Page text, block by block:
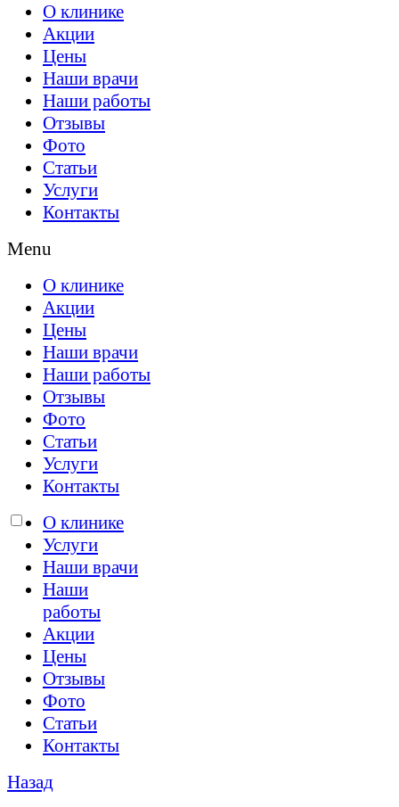
О клинике
Акции
Цены
Наши врачи
Наши работы
Отзывы
Фото
Статьи
Услуги
Контакты
Menu
О клинике
Акции
Цены
Наши врачи
Наши работы
Отзывы
Фото
Статьи
Услуги
Контакты
О клинике
Услуги
Наши врачи
Наши
работы
Акции
Цены
Отзывы
Фото
Статьи
Контакты
Назад